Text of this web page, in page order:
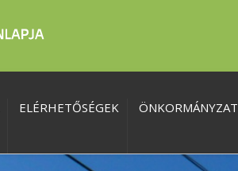
ELÉRHETŐSÉGEK ÖNKORMÁNYZAT